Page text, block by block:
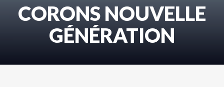
CORONS NOUVELLE
GÉNÉRATION